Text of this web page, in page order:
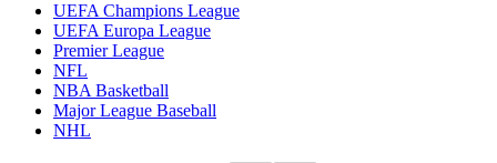
UEFA Champions League
UEFA Europa League
Premier League
NFL
NBA Basketball
Major League Baseball
NHL